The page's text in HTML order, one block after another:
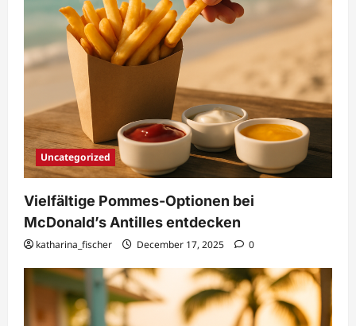
Uncategorized
Vielfältige Pommes-Optionen bei
McDonald’s Antilles entdecken
katharina_fischer December 17, 2025 0